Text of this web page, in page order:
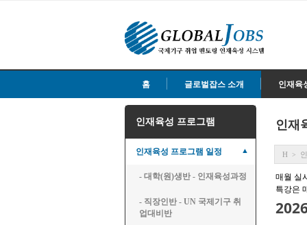
홈 글로벌잡스 소개 인재육
인재육성 프로그램
인재육성 프로그램 일정 ▲
- 대학(원)생반 - 인재육성과정
- 직장인반 - UN 국제기구 취
업대비반
인재
H >
매월 실
특강은